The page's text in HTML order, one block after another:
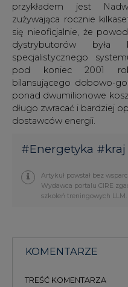
przykładem jest
zużywająca rocznie
się nieoficjalnie, że
dystrybutorów była
specjalistycznego
pod koniec 2001
bilansującego dobowo-
ponad dwumilionowe
długo zwracać i bardziej
dostawców energii.
#Energetyka #kraj
Artykuł powstał bez
Wydawca portalu CIRE
szkoleń treningowych LLM.
KOMENTARZE
TREŚĆ KOMENTARZA